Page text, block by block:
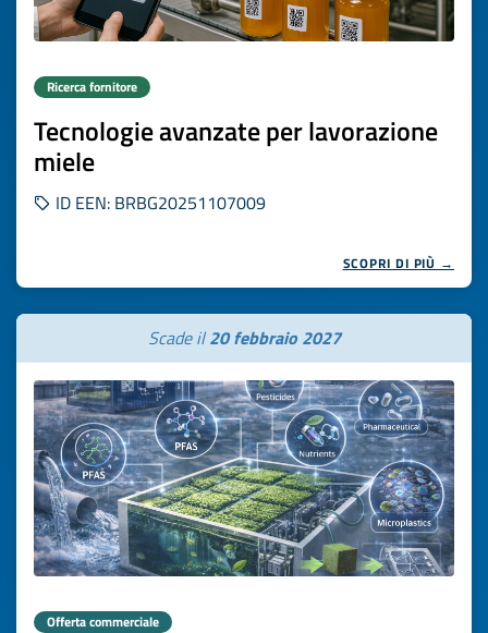
Ricerca fornitore
Tecnologie avanzate per lavorazione
miele
ID EEN: BRBG20251107009
SCOPRI DI PIÙ →
Scade il20 febbraio 2027
Offerta commerciale